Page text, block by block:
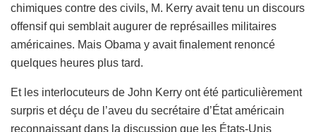
chimiques contre des civils, M. Kerry avait tenu un discours
offensif qui semblait augurer de représailles militaires
américaines. Mais Obama y avait finalement renoncé
quelques heures plus tard.
Et les interlocuteurs de John Kerry ont été particulièrement
surpris et déçu de l’aveu du secrétaire d’État américain
reconnaissant dans la discussion que les États-Unis